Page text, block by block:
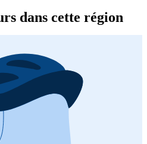
dans cette région